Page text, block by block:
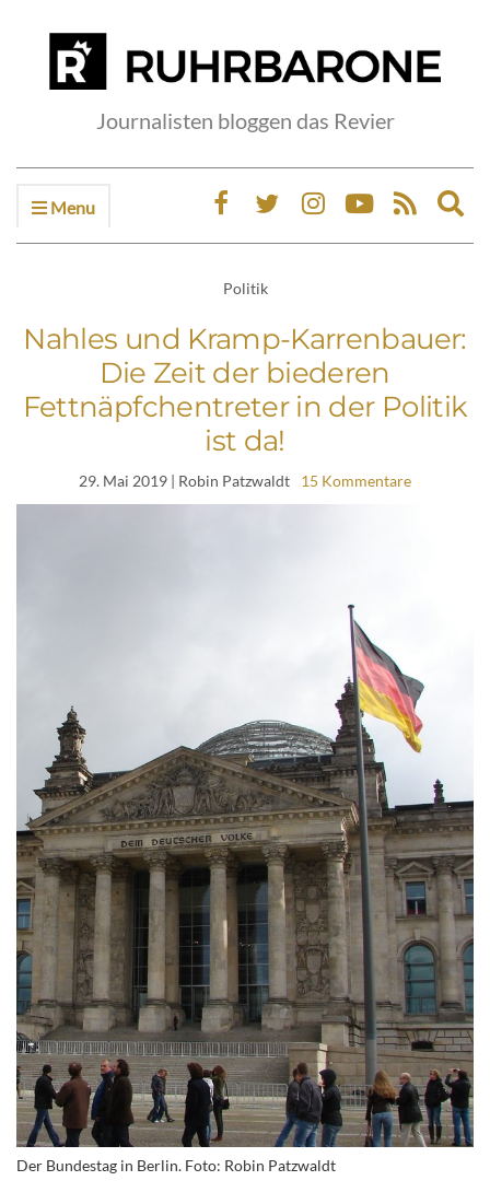
Journalisten bloggen das Revier
Menu
Politik
Nahles und Kramp-Karrenbauer:
Die Zeit der biederen
Fettnäpfchentreter in der Politik
ist da!
29. Mai 2019 | Robin Patzwaldt 15 Kommentare
Der Bundestag in Berlin. Foto: Robin Patzwaldt